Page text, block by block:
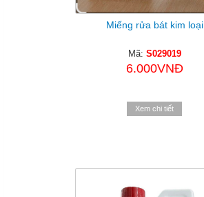
Miếng rửa bát kim loại
Mã: S029019
6.000VNĐ
Xem chi tiết